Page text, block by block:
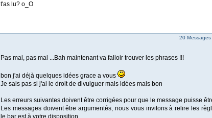
t'as lu? o_O
20 Messages
Pas mal, pas mal ...Bah maintenant va falloir trouver les phrases !!!
bon j'ai déjà quelques idées grace a vous
Je sais pas si j'ai le droit de divulguer mais idées mais bon
Les erreurs suivantes doivent être corrigées pour que le message puisse
Les messages doivent être argumentés, nous vous invitons à relire les
le bar est à votre disposition.